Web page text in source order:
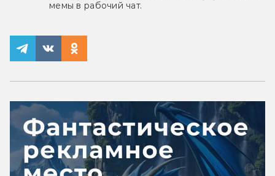
мемы в рабочий чат.